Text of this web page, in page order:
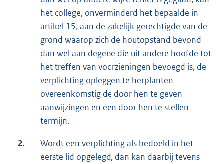
het college, onverminderd het bepaalde in
artikel 15, aan de zakelijk gerechtigde van de
grond waarop zich de houtopstand bevond
dan wel aan degene die uit andere hoofde tot
het treffen van voorzieningen bevoegd is, de
verplichting opleggen te herplanten
overeenkomstig de door hen te geven
aanwijzingen en een door hen te stellen
termijn.
2.
Wordt een verplichting als bedoeld in het
eerste lid opgelegd, dan kan daarbij tevens